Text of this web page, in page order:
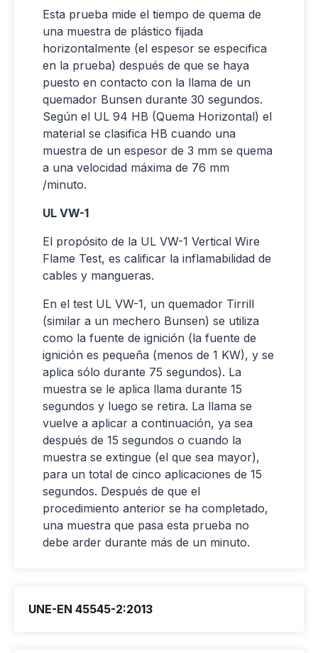
Esta prueba mide el tiempo de quema de
una muestra de plástico fijada
horizontalmente (el espesor se especifica
en la prueba) después de que se haya
puesto en contacto con la llama de un
quemador Bunsen durante 30 segundos.
Según el UL 94 HB (Quema Horizontal) el
material se clasifica HB cuando una
muestra de un espesor de 3 mm se quema
a una velocidad máxima de 76 mm
/minuto.
UL VW-1
El propósito de la UL VW-1 Vertical Wire
Flame Test, es calificar la inflamabilidad de
cables y mangueras.
En el test UL VW-1, un quemador Tirrill
(similar a un mechero Bunsen) se utiliza
como la fuente de ignición (la fuente de
ignición es pequeña (menos de 1 KW), y se
aplica sólo durante 75 segundos). La
muestra se le aplica llama durante 15
segundos y luego se retira. La llama se
vuelve a aplicar a continuación, ya sea
después de 15 segundos o cuando la
muestra se extingue (el que sea mayor),
para un total de cinco aplicaciones de 15
segundos. Después de que el
procedimiento anterior se ha completado,
una muestra que pasa esta prueba no
debe arder durante más de un minuto.
UNE-EN 45545-2:2013